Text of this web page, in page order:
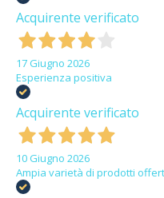
Acquirente verificato
17 Giugno 2026
Esperienza positiva
Acquirente verificato
10 Giugno 2026
Ampia varietà di prodotti